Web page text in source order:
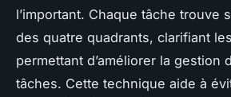
l’important. Chaque tâche trouve
des quatre quadrants, clarifiant
permettant d’améliorer la gestion
tâches. Cette technique aide à